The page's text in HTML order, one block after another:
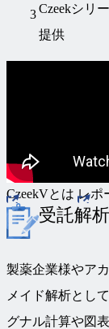
Czeekシリ
提供
CzeekVとは レポ
受託解析
製薬企業様やア
メイド解析とし
グナル計算や図